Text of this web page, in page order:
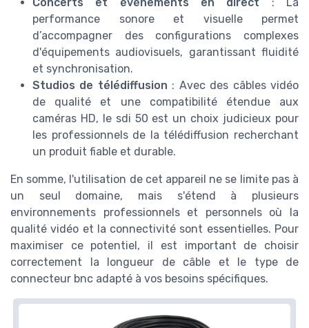
performance sonore et visuelle permet
d’accompagner des configurations complexes
d'équipements audiovisuels, garantissant fluidité
et synchronisation.
Studios de télédiffusion : Avec des câbles vidéo
de qualité et une compatibilité étendue aux
caméras HD, le sdi 50 est un choix judicieux pour
les professionnels de la télédiffusion recherchant
un produit fiable et durable.
En somme, l'utilisation de cet appareil ne se limite pas à
un seul domaine, mais s'étend à plusieurs
environnements professionnels et personnels où la
qualité vidéo et la connectivité sont essentielles. Pour
maximiser ce potentiel, il est important de choisir
correctement la longueur de câble et le type de
connecteur bnc adapté à vos besoins spécifiques.